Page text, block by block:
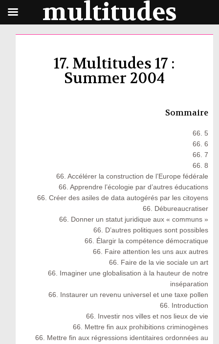
17. Multitudes 17 :
Summer 2004
Sommaire
66. 5
66. 6
66. 7
66. 8
66. Accélérer la construction de l’Europe fédérale
66. Apprendre l’écologie par d’autres éducations
66. Créer des asiles de data autogérés par les citoyens
66. Débureaucratiser
66. Donner un statut juridique aux « communs »
66. D’autres politiques sont possibles
66. Élargir la compétence démocratique
66. Faire attention les uns aux autres
66. Faire de la vie sociale un art
66. Imaginer une globalisation à la hauteur de notre
inséparation
66. Instaurer un revenu universel et une taxe pollen
66. Introduction
66. Investir nos villes et nos lieux de vie
66. Mettre fin aux prohibitions criminogènes
66. Mettre fin aux régressions identitaires ordonnées au
multitudes